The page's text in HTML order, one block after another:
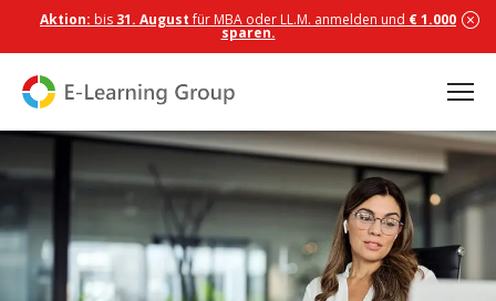
Aktion: bis 31. Augustfür MBA oder LL.M. anmelden und € 1.000
sparen.